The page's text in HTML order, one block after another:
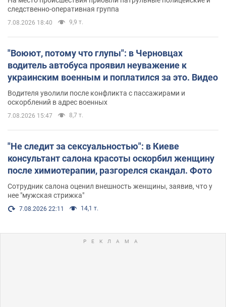
следственно-оперативная группа
7.08.2026 18:40 9,9 т.
"Воюют, потому что глупы": в Черновцах
водитель автобуса проявил неуважение к
украинским военным и поплатился за это. Видео
Водителя уволили после конфликта с пассажирами и
оскорблений в адрес военных
7.08.2026 15:47 8,7 т.
"Не следит за сексуальностью": в Киеве
консультант салона красоты оскорбил женщину
после химиотерапии, разгорелся скандал. Фото
Сотрудник салона оценил внешность женщины, заявив, что у
нее "мужская стрижка"
7.08.2026 22:11 14,1 т.